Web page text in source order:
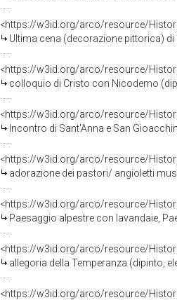
<https://w3id.org/arco/resource/
Ultima cena (decorazione pittorica)
<https://w3id.org/arco/resource/
colloquio di Cristo con Nicodemo
<https://w3id.org/arco/resource/
Incontro di Sant'Anna e San
<https://w3id.org/arco/resource/
adorazione dei pastori/ angioletti
<https://w3id.org/arco/resource/
Paesaggio alpestre con lavandaie,
<https://w3id.org/arco/resource/
allegoria della Temperanza (dipinto,
<https://w3id.org/arco/resource/